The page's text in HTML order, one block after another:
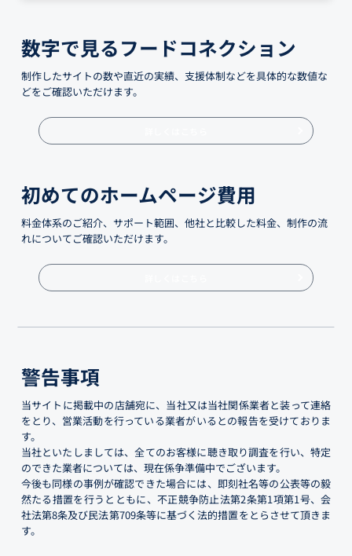
数字で見るフードコネクション
制作したサイトの数や直近の実績、支援体制などを具体的な数値な
どをご確認いただけます。
初めてのホームページ費用
料金体系のご紹介、サポート範囲、他社と比較した料金、制作の流
れについてご確認いただけます。
警告事項
当サイトに掲載中の店舗宛に、当社又は当社関係業者と装って連絡
をとり、営業活動を行っている業者がいるとの報告を受けておりま
す。
当社といたしましては、全てのお客様に聴き取り調査を行い、特定
のできた業者については、現在係争準備中でございます。
今後も同様の事例が確認できた場合には、即刻社名等の公表等の毅
然たる措置を行うとともに、不正競争防止法第2条第1項第1号、会
社法第8条及び民法第709条等に基づく法的措置をとらさせて頂きま
す。